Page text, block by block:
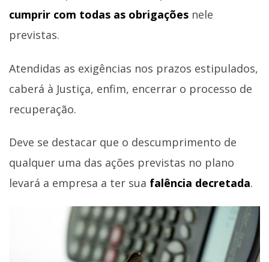
cumprir com todas as obrigações nele
previstas.
Atendidas as exigências nos prazos estipulados,
caberá à Justiça, enfim, encerrar o processo de
recuperação.
Deve se destacar que o descumprimento de
qualquer uma das ações previstas no plano
levará a empresa a ter sua falência decretada.